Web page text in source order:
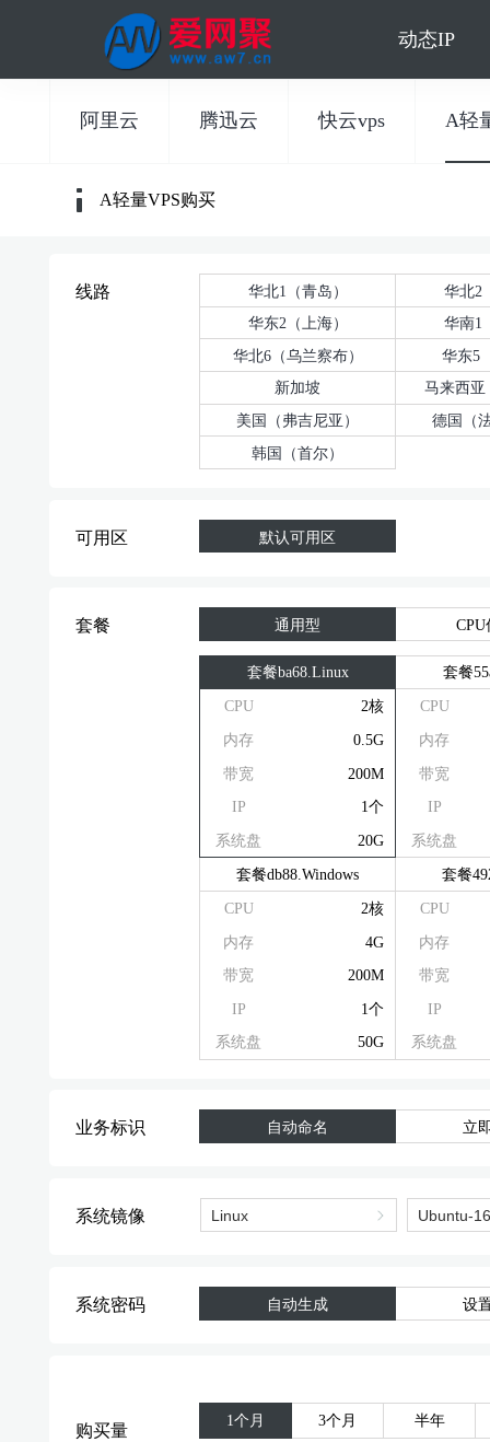
动态IP
阿里云 腾迅云 快云vps A轻
A轻量VPS购买
线路 华北1（青岛）
华北2
华东2（上海）
华南1
华北6（乌兰察布）
华东5
新加坡
马来西
美国（弗吉尼亚）
德国（
韩国（首尔）
可用区 默认可用区
套餐 通用型
套餐ba68.Linux
CPU
2核
内存
0.5G
带宽
200M
IP
1个
系统盘
20G
套餐
CPU
内存
带宽
IP
系统盘
套餐db88.Windows
CPU
2核
内存
4G
带宽
200M
IP
1个
系统盘
50G
套餐
CPU
内存
带宽
IP
系统盘
业务标识 自动命名 立
系统镜像
系统密码 自动生成 设
购买量
1个月 3个月 半年